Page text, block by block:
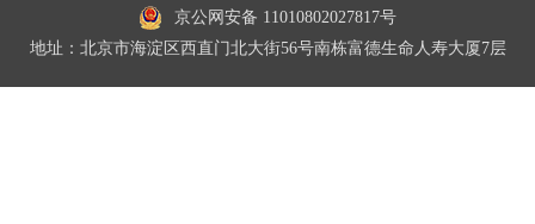
京公网安备 11010802027817号
地址：北京市海淀区西直门北大街56号南栋富德生命人寿大厦7层